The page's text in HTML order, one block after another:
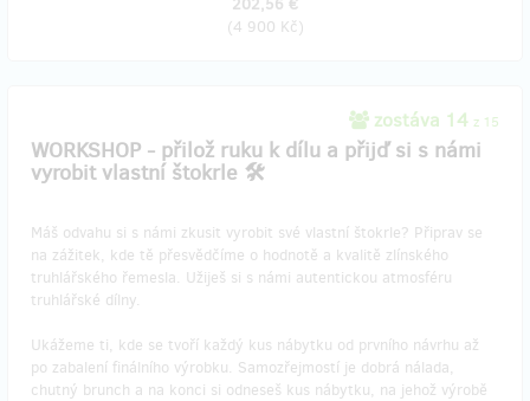
202,56 €
(4 900 Kč)
zostáva 14 z 15
​WORKSHOP - přilož ruku k dílu a přijď si s námi
vyrobit vlastní štokrle 🛠️
Máš odvahu si s námi zkusit vyrobit své vlastní štokrle? Připrav se
na zážitek, kde tě přesvědčíme o hodnotě a kvalitě zlínského
truhlářského řemesla. Užiješ si s námi autentickou atmosféru
truhlářské dílny.
Ukážeme ti, kde se tvoří každý kus nábytku od prvního návrhu až
po zabalení finálního výrobku. Samozřejmostí je dobrá nálada,
chutný brunch a na konci si odneseš kus nábytku, na jehož výrobě